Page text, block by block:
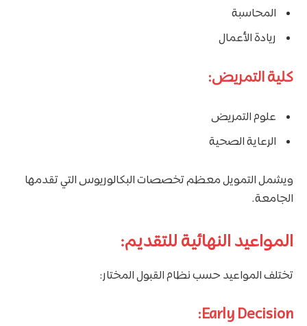
المحاسبة
ريادة الأعمال
كلية التمريض:
علوم التمريض
الرعاية الصحية
ويشمل التمويل معظم تخصصات البكالوريوس التي تقدمها
الجامعة.
المواعيد النهائية للتقديم:
تختلف المواعيد حسب نظام القبول المختار:
Early Decision: